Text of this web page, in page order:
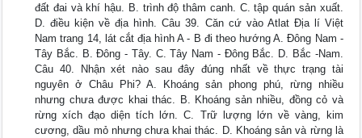
đất đai và khí hậu. B. trình độ thâm canh. C. tập quán sản xuất.
D. điều kiện về địa hình. Câu 39. Căn cứ vào Atlat Địa lí Việt
Nam trang 14, lát cắt địa hình A - B đi theo hướng A. Đông Nam -
Tây Bắc. B. Đông - Tây. C. Tây Nam - Đông Bắc. D. Bắc -Nam.
Câu 40. Nhận xét nào sau đây đúng nhất về thực trạng tài
nguyên ở Châu Phi? A. Khoáng sản phong phú, rừng nhiều
nhưng chưa được khai thác. B. Khoáng sản nhiều, đồng cỏ và
rừng xích đạo diện tích lớn. C. Trữ lượng lớn về vàng, kim
cương, dầu mỏ nhưng chưa khai thác. D. Khoáng sản và rừng là